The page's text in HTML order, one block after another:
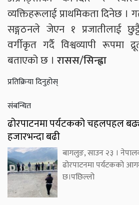
व्यक्तिहरूलाई प्राथमिकता दिनेछ ।
सङ्गठनले जेएन १ प्रजातीलाई
वर्गीकृत गर्दै विश्वव्यापी रूपमा
बताएको छ । रासस/सिन्ह्वा
प्रतिक्रिया दिनुहोस्
संबन्धित
ढोरपाटनमा पर्यटकको चहलपहल
हजारभन्दा बढी
बागलुङ, साउन २३ ।
ढोरपाटनमा पर्यटकको
छ।पछिल्लो